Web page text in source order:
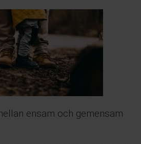
ensam och gemensam